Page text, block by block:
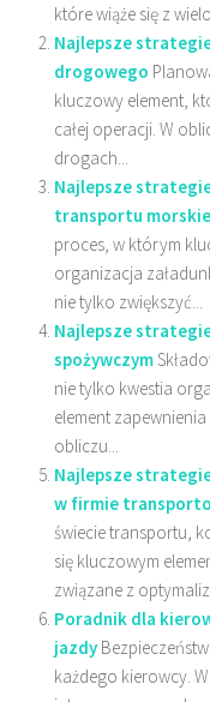
które wiąże się z
Najlepsze
drogowego
kluczowy element,
całej operacji. W
drogach...
Najlepsze
transportu
proces, w którym
organizacja
nie tylko zwiększyć...
Najlepsze
spożywczym
nie tylko kwestia
element
obliczu...
Najlepsze
w firmie
świecie transportu,
się kluczowym
związane z
Poradnik dla
jazdy
każdego kierowcy.